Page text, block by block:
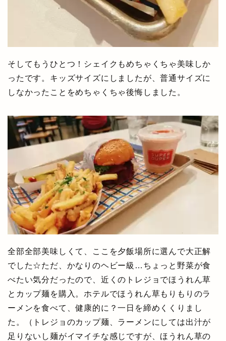
そしてもうひとつ！シェイクもめちゃくちゃ美味しか
ったです。キッズサイズにしましたが、普通サイズに
しなかったことをめちゃくちゃ後悔しました。
全部全部美味しくて、ここを夕飯場所に選んで大正解
でした☆ただ、かなりのヘビー級…ちょっと野菜が食
べたい気分だったので、近くのトレジョでほうれん草
とカップ麺を購入。ホテルでほうれん草もりもりのラ
ーメンを食べて、健康的に？一日を締めくくりまし
た。（トレジョのカップ麺、ラーメンにしては出汁が
足りないし麺がイマイチな感じですが、ほうれん草の